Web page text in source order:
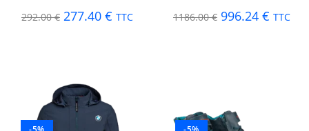
292.00€ 277.40 € TTC 1186.00€ 996.24 € TTC